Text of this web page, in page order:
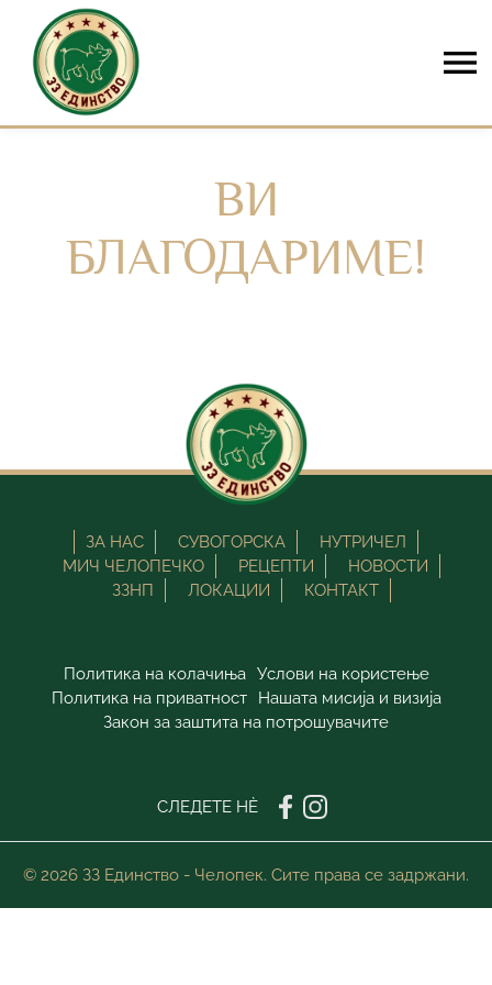
Skip to content
ВИ
БЛАГОДАРИМЕ!
ЗА НАС СУВОГОРСКА
НУТРИЧЕЛ
МИЧ ЧЕЛОПЕЧКО
РЕЦЕПТИ
НОВОСТИ
ЗЗНП
ЛОКАЦИИ КОНТАКТ
Политика на колачиња Услови на користење
Политика на приватност
Нашата мисија и визија
Закон за заштита на потрошувачите
СЛЕДЕТЕ НÈ
© 2026 ЗЗ Единство - Челопек. Сите права се задржани.